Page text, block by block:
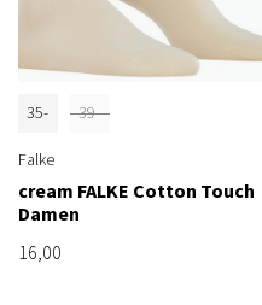
35-
39-
Falke
cream FALKE Cotton Touch
Damen
16,00